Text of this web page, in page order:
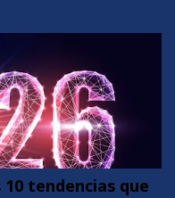
tendencias que